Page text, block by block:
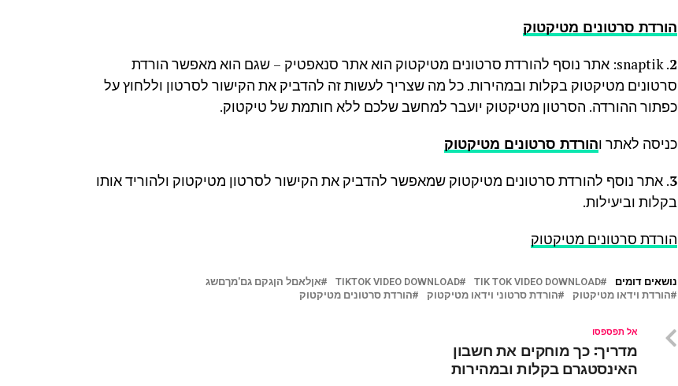
הורדת סרטונים מטיקטוק
2
. snaptik: אתר נוסף להורדת סרטונים מטיקטוק הוא אתר סנאפטיק – שגם הוא מאפשר הורדת
סרטונים מטיקטוק בקלות ובמהירות. כל מה שצריך לעשות זה להדביק את הקישור לסרטון וללחוץ על
כפתור ההורדה. הסרטון מטיקטוק יועבר למחשב שלכם ללא חותמת של טיקטוק.
כניסה לאתר והורדת סרטונים מטיקטוק
3. אתר נוסף להורדת סרטונים מטיקטוק שמאפשר להדביק את הקישור לסרטון מטיקטוק ולהוריד אותו
בקלות וביעילות.
הורדת סרטונים מטיקטוק
נושאים דומים TIK TOK VIDEO DOWNLOAD
TIKTOK VIDEO DOWNLOAD
אןלאםל הןגקם גם'מךםשג
הורדת וידאו מטיקטוק
הורדת סרטוני וידאו מטיקטוק הורדת סרטונים מטיקטוק
אל תפספסו
מדריך: כך מוחקים את חשבון
האינסטגרם בקלות ובמהירות